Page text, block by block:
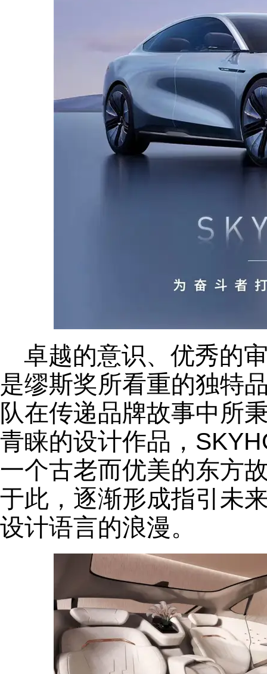
卓越的意识、优秀的
是缪斯奖所看重的独特
队在传递品牌故事中所
青睐的设计作品，
一个古老而优美的东方
于此，逐渐形成指引未
设计语言的浪漫。